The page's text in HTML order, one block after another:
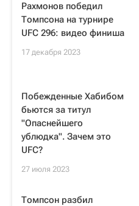
Рахмонов победил
Томпсона на турнире
UFC 296: видео финиша
17 декабря 2023
Побежденные Хабибом
бьются за титул
"Опаснейшего
ублюдка". Зачем это
UFC?
27 июля 2023
Томпсон разбил